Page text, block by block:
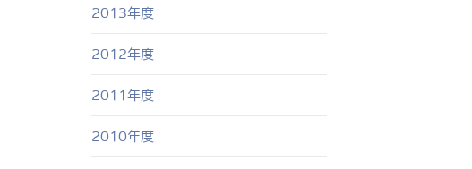
2013年度
2012年度
2011年度
2010年度